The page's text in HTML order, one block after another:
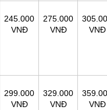
245.000
VNĐ
275.000
VNĐ
VNĐ
299.000
VNĐ
329.000
VNĐ
VNĐ